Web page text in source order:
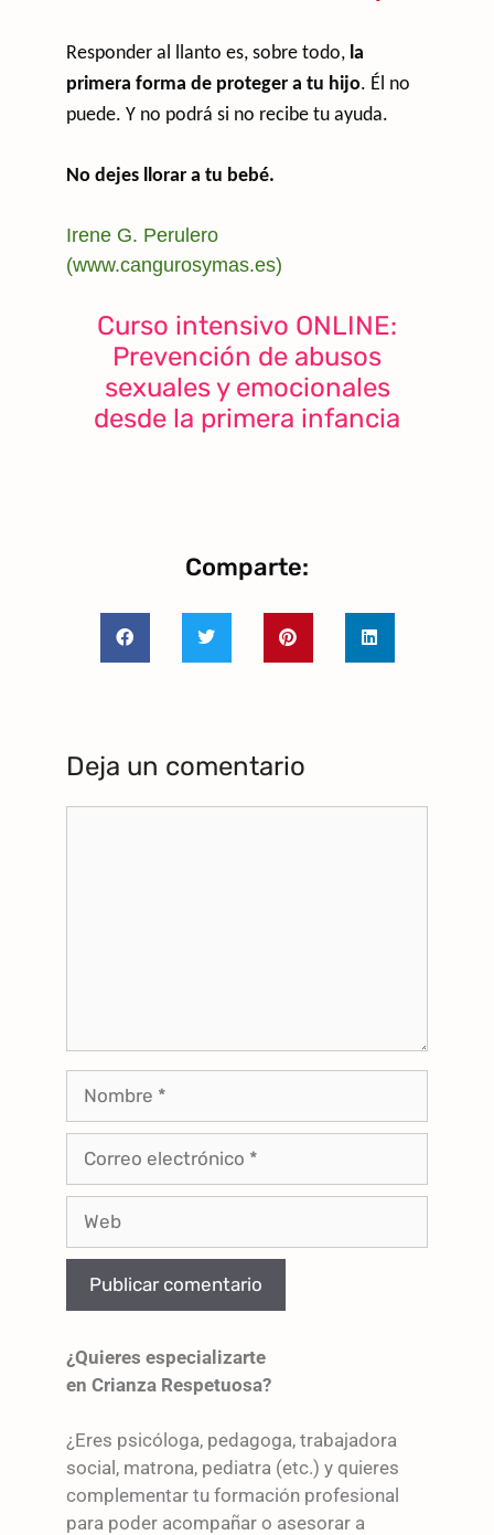
Responder al llanto es, sobre todo, la
primera forma de proteger a tu hijo. Él no
puede. Y no podrá si no recibe tu ayuda.
No dejes llorar a tu bebé.
Irene G. Perulero
(www.cangurosymas.es)
Curso intensivo ONLINE:
Prevención de abusos
sexuales y emocionales
desde la primera infancia
Comparte:
Deja un comentario
¿Quieres especializarte
en Crianza Respetuosa?
¿Eres psicóloga, pedagoga, trabajadora
social, matrona, pediatra (etc.) y quieres
complementar tu formación profesional
para poder acompañar o asesorar a